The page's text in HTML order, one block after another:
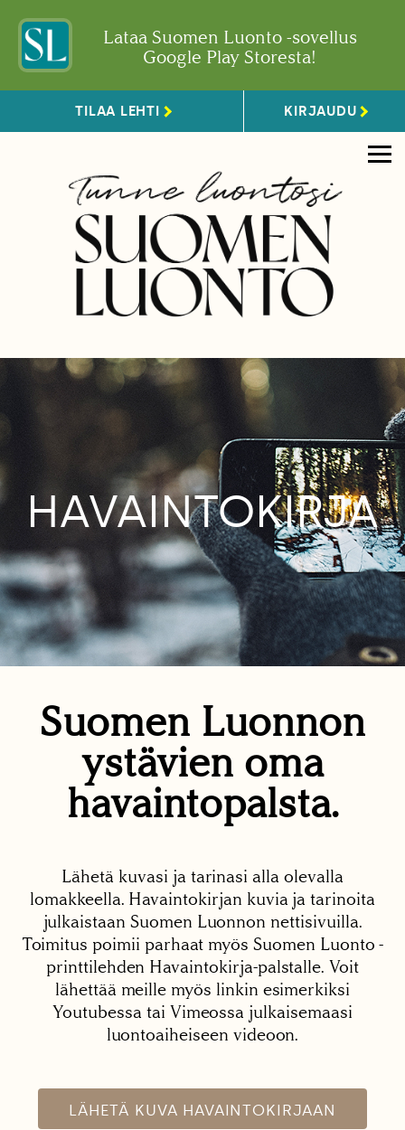
Lataa Suomen Luonto -sovellus
Google Play Storesta!
TILAA LEHTI KIRJAUDU
HAVAINTOKIRJA
Suomen Luonnon
ystävien oma
havaintopalsta.
Lähetä kuvasi ja tarinasi alla olevalla
lomakkeella. Havaintokirjan kuvia ja tarinoita
julkaistaan Suomen Luonnon nettisivuilla.
Toimitus poimii parhaat myös Suomen Luonto -
printtilehden Havaintokirja-palstalle. Voit
lähettää meille myös linkin esimerkiksi
Youtubessa tai Vimeossa julkaisemaasi
luontoaiheiseen videoon.
LÄHETÄ KUVA HAVAINTOKIRJAAN